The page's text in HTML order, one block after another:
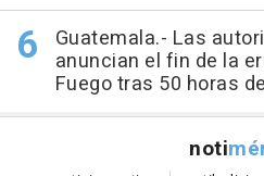
Guatemala.- Las
anuncian el fin de la
Fuego tras 50 horas
noti